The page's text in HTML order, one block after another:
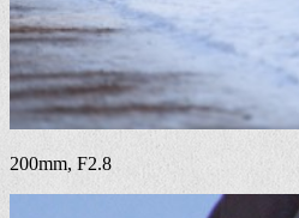
200mm, F2.8